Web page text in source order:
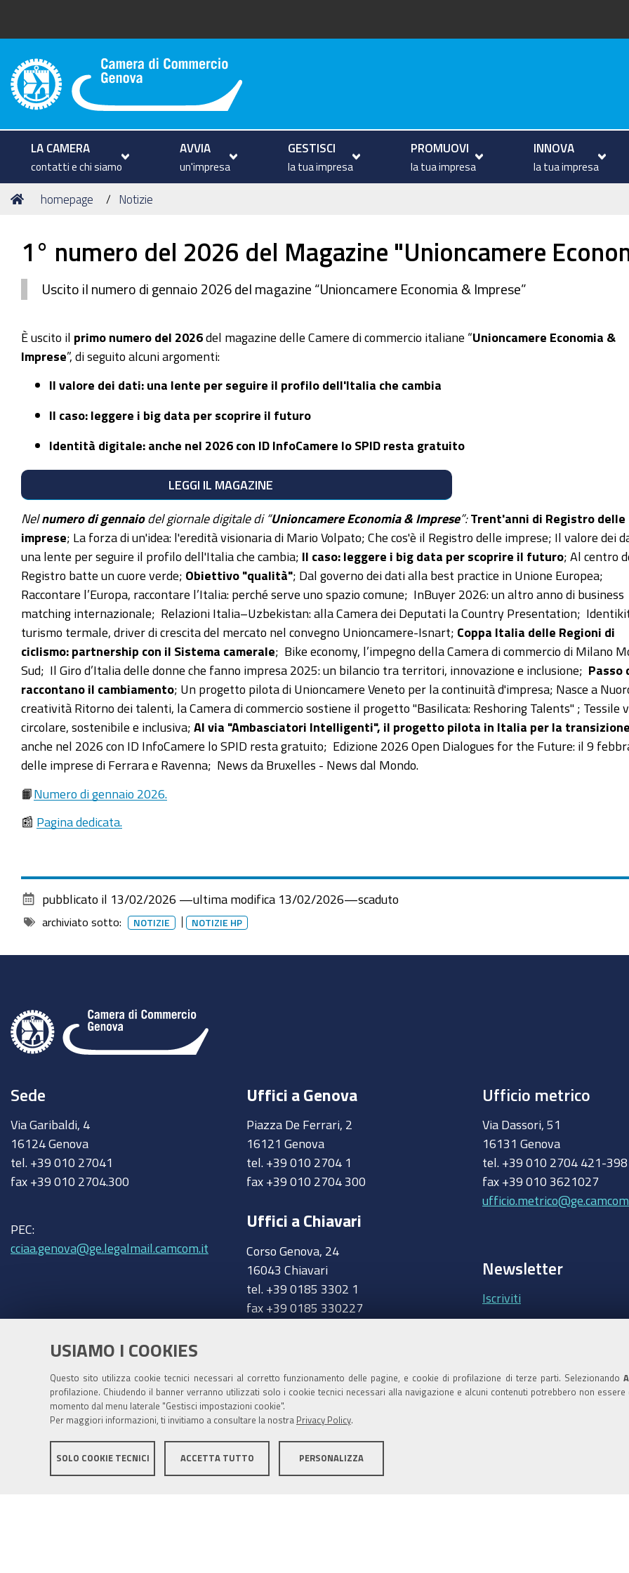
USIAMO I COOKIES
Questo sito utilizza cookie tecnici necessari al corretto funzionamento delle pagine, e cookie di profilazione di terze parti. Selezionando
profilazione. Chiudendo il banner verranno utilizzati solo i cookie tecnici necessari alla navigazione e alcuni contenuti potrebbero non
momento dal menu laterale "Gestisci impostazioni cookie".
Per maggiori informazioni, ti invitiamo a consultare la nostra Privacy Policy
SOLO COOKIE TECNICI ACCETTA TUTTO PERSONALIZZA
Camera di Commercio di Genova
LA CAMERA
contatti e chi siamo
AVVIA
un'impresa
GESTISCI
la tua impresa
PROMUOVI
la tua impresa
INNOVA
la tua impresa
Tu
Home
homepage Notizie
1° numero del 2026 del Magazine "Unioncamere
Uscito il numero di gennaio 2026 del magazine “Unioncamere Economia & Imprese”
È uscito il primo numero del 2026 del magazine delle Camere di commercio italiane “Unioncamere Economia &
Imprese”, di seguito alcuni argomenti:
Il valore dei dati: una lente per seguire il profilo dell'Italia che cambia
Il caso: leggere i big data per scoprire il futuro
Identità digitale: anche nel 2026 con ID InfoCamere lo SPID resta gratuito
LEGGI IL MAGAZINE
Nelnumero di gennaio del giornale digitale di “Unioncamere Economia & Imprese”: Trent'anni di Registro delle
imprese; La forza di un'idea: l'eredità visionaria di Mario Volpato; Che cos'è il Registro delle imprese; Il valore dei
una lente per seguire il profilo dell'Italia che cambia; Il caso: leggere i big data per scoprire il futuro; Al centro
Registro batte un cuore verde; Obiettivo "qualità"; Dal governo dei dati alla best practice in Unione Europea;
Raccontare l’Europa, raccontare l’Italia: perché serve uno spazio comune; InBuyer 2026: un altro anno di business
matching internazionale; Relazioni Italia–Uzbekistan: alla Camera dei Deputati la Country Presentation; Identikit
turismo termale, driver di crescita del mercato nel convegno Unioncamere-Isnart; Coppa Italia delle Regioni di
ciclismo: partnership con il Sistema camerale; Bike economy, l’impegno della Camera di commercio di Milano
Sud; Il Giro d’Italia delle donne che fanno impresa 2025: un bilancio tra territori, innovazione e inclusione; Passo
raccontano il cambiamento; Un progetto pilota di Unioncamere Veneto per la continuità d'impresa; Nasce a
creatività Ritorno dei talenti, la Camera di commercio sostiene il progetto "Basilicata: Reshoring Talents" ; Tessile
circolare, sostenibile e inclusiva; Al via "Ambasciatori Intelligenti", il progetto pilota in Italia per la
anche nel 2026 con ID InfoCamere lo SPID resta gratuito; Edizione 2026 Open Dialogues for the Future: il 9
delle imprese di Ferrara e Ravenna; News da Bruxelles - News dal Mondo.
📙 Numero di gennaio 2026
📰 Pagina dedicata.
pubblicato il 13/02/2026 —ultima modifica 13/02/2026—scaduto
archiviato sotto: NOTIZIE NOTIZIE HP
Sede
Via Garibaldi, 4
16124 Genova
tel. +39 010 27041
fax +39 010 2704.300
PEC:
cciaa.genova@ge.legalmail.camcom.it
Uffici a Genova
Piazza De Ferrari, 2
16121 Genova
tel. +39 010 2704 1
fax +39 010 2704 300
Uffici a Chiavari
Corso Genova, 24
16043 Chiavari
tel. +39 0185 3302 1
fax +39 0185 330227
Ufficio metrico
Via Dassori, 51
16131 Genova
tel. +39 010 2704 421-398
fax +39 010 3621027
Newsletter
Iscriviti